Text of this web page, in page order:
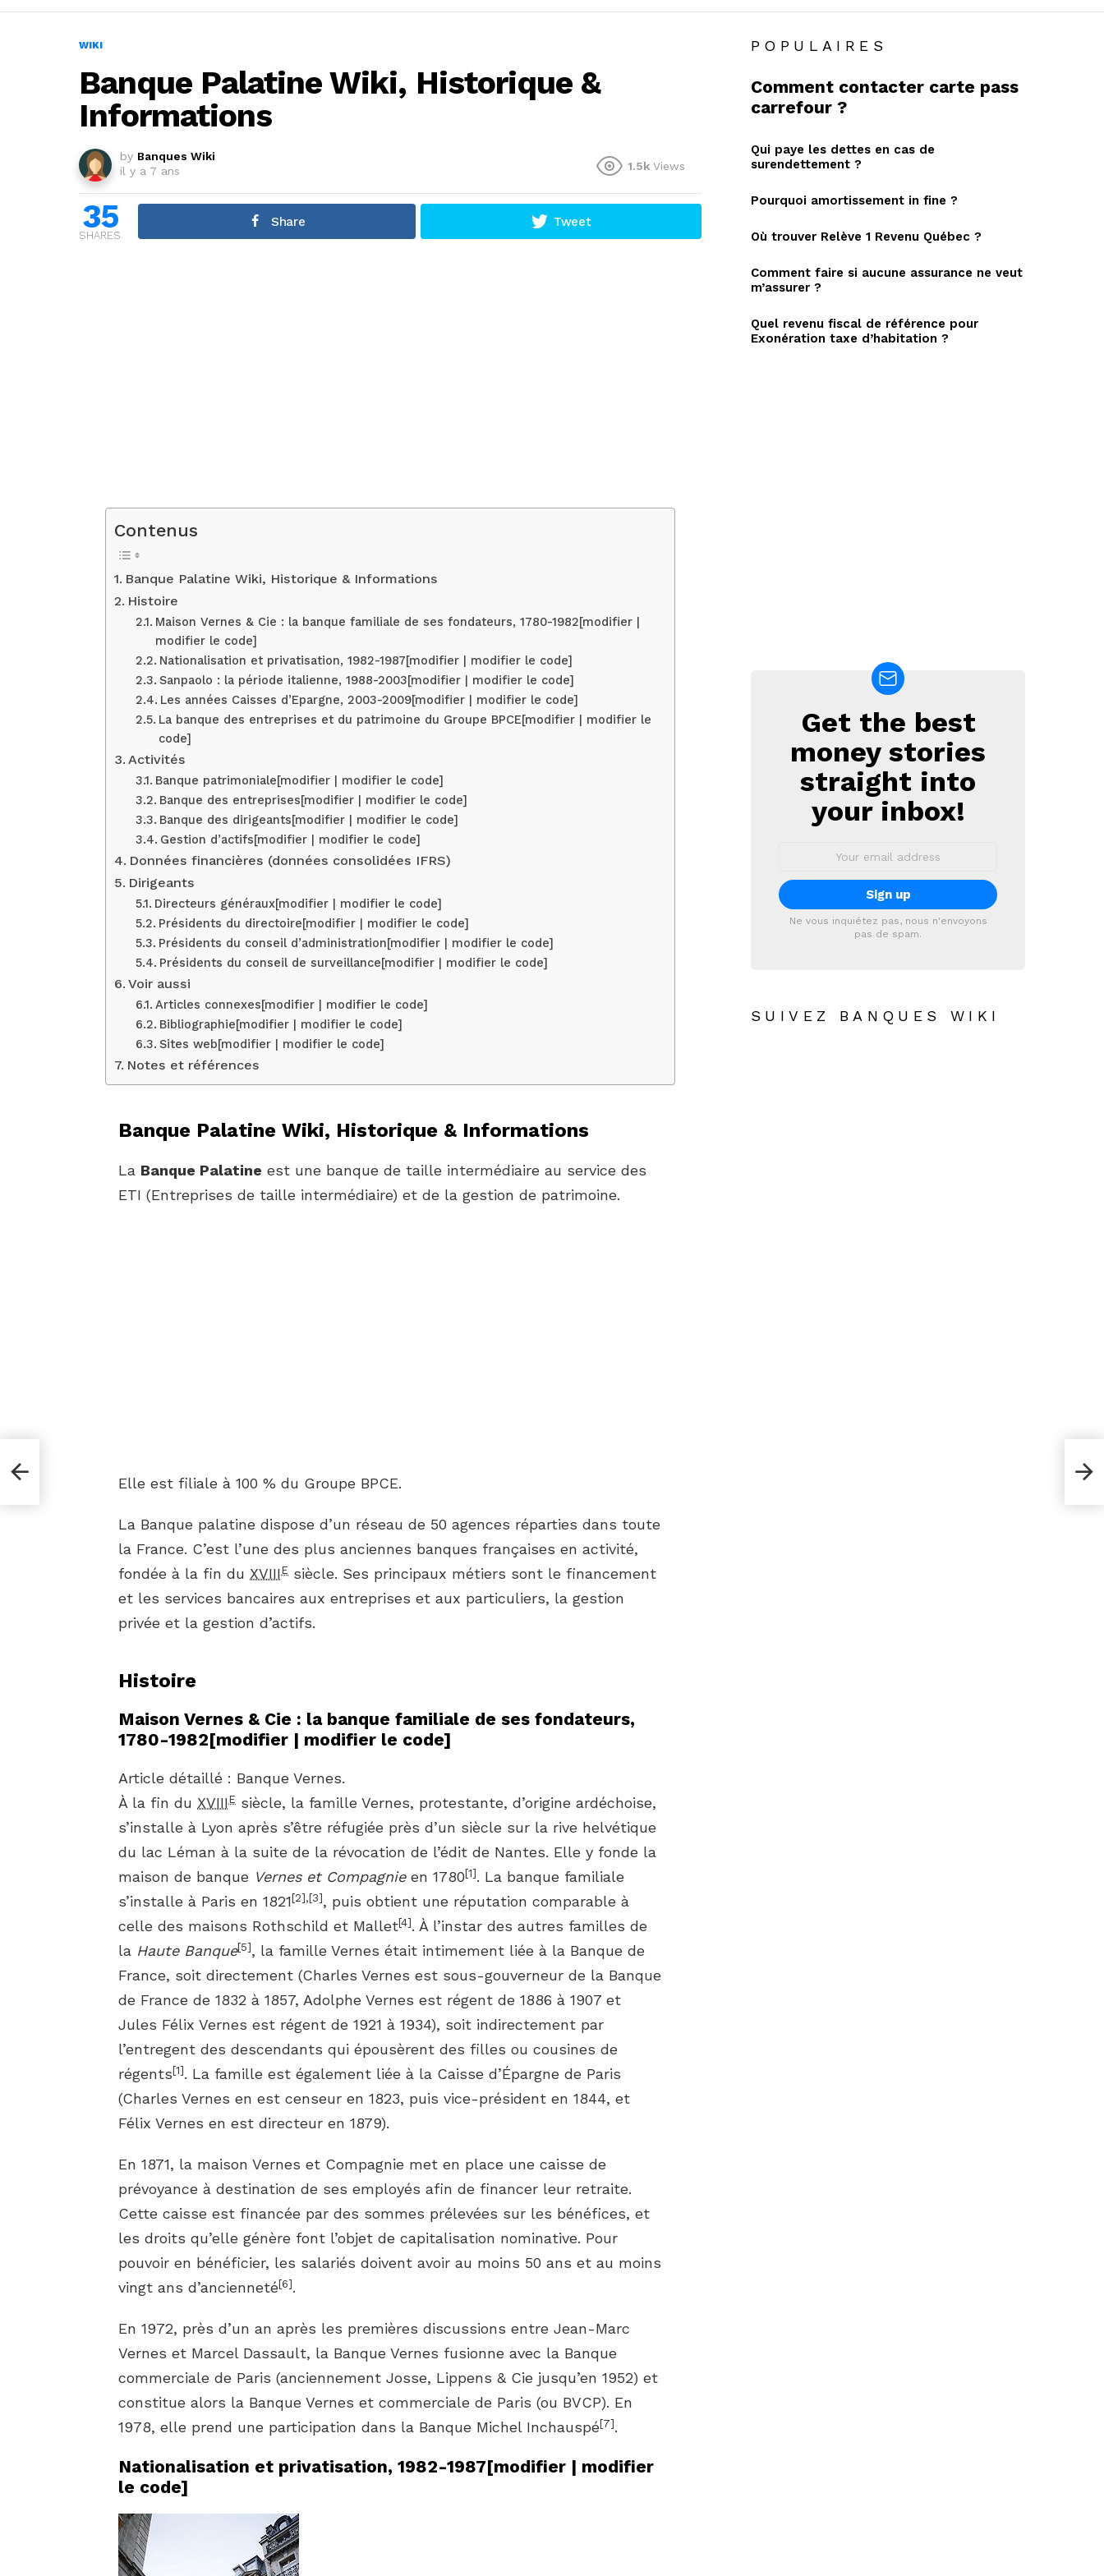
WIKI
Banque Palatine Wiki, Historique &
Informations
by Banques Wiki
il y a 7 ans
1.5k Views
35
SHARES
Share Tweet
Contenus
Banque Palatine Wiki, Historique & Informations
Histoire
Maison Vernes & Cie : la banque familiale de ses fondateurs, 1780-1982[modifier |
modifier le code]
Nationalisation et privatisation, 1982-1987[modifier | modifier le code]
Sanpaolo : la période italienne, 1988-2003[modifier | modifier le code]
Les années Caisses d’Epargne, 2003-2009[modifier | modifier le code]
La banque des entreprises et du patrimoine du Groupe BPCE[modifier | modifier le
code]
Activités
Banque patrimoniale[modifier | modifier le code]
Banque des entreprises[modifier | modifier le code]
Banque des dirigeants[modifier | modifier le code]
Gestion d’actifs[modifier | modifier le code]
Données financières (données consolidées IFRS)
Dirigeants
Directeurs généraux[modifier | modifier le code]
Présidents du directoire[modifier | modifier le code]
Présidents du conseil d’administration[modifier | modifier le code]
Présidents du conseil de surveillance[modifier | modifier le code]
Voir aussi
Articles connexes[modifier | modifier le code]
Bibliographie[modifier | modifier le code]
Sites web[modifier | modifier le code]
Notes et références
Banque Palatine Wiki, Historique & Informations
La Banque Palatine est une banque de taille intermédiaire au service des
ETI (Entreprises de taille intermédiaire) et de la gestion de patrimoine.
Elle est filiale à 100 % du Groupe BPCE.
La Banque palatine dispose d’un réseau de 50 agences réparties dans toute
la France. C’est l’une des plus anciennes banques françaises en activité,
fondée à la fin du XVIII E siècle. Ses principaux métiers sont le financement
et les services bancaires aux entreprises et aux particuliers, la gestion
privée et la gestion d’actifs.
Histoire
Maison Vernes & Cie : la banque familiale de ses fondateurs,
1780-1982[modifier | modifier le code]
Article détaillé : Banque Vernes.
À la fin du XVIII E siècle, la famille Vernes, protestante, d’origine ardéchoise,
s’installe à Lyon après s’être réfugiée près d’un siècle sur la rive helvétique
du lac Léman à la suite de la révocation de l’édit de Nantes. Elle y fonde la
maison de banque Vernes et Compagnieen 1780[1]. La banque familiale
s’installe à Paris en 1821[2],[3], puis obtient une réputation comparable à
celle des maisons Rothschild et Mallet[4]. À l’instar des autres familles de
la Haute Banque[5], la famille Vernes était intimement liée à la Banque de
France, soit directement (Charles Vernes est sous-gouverneur de la Banque
de France de 1832 à 1857, Adolphe Vernes est régent de 1886 à 1907 et
Jules Félix Vernes est régent de 1921 à 1934), soit indirectement par
l’entregent des descendants qui épousèrent des filles ou cousines de
régents[1]. La famille est également liée à la Caisse d’Épargne de Paris
(Charles Vernes en est censeur en 1823, puis vice-président en 1844, et
Félix Vernes en est directeur en 1879).
En 1871, la maison Vernes et Compagnie met en place une caisse de
prévoyance à destination de ses employés afin de financer leur retraite.
Cette caisse est financée par des sommes prélevées sur les bénéfices, et
les droits qu’elle génère font l’objet de capitalisation nominative. Pour
pouvoir en bénéficier, les salariés doivent avoir au moins 50 ans et au moins
vingt ans d’ancienneté[6].
En 1972, près d’un an après les premières discussions entre Jean-Marc
Vernes et Marcel Dassault, la Banque Vernes fusionne avec la Banque
commerciale de Paris (anciennement Josse, Lippens & Cie jusqu’en 1952) et
constitue alors la Banque Vernes et commerciale de Paris (ou BVCP). En
1978, elle prend une participation dans la Banque Michel Inchauspé[7].
Nationalisation et privatisation, 1982-1987[modifier | modifier
le code]
POPULAIRES
Comment contacter carte pass
carrefour ?
Qui paye les dettes en cas de
surendettement ?
Pourquoi amortissement in fine ?
Où trouver Relève 1 Revenu Québec ?
Comment faire si aucune assurance ne veut
m’assurer ?
Quel revenu fiscal de référence pour
Exonération taxe d’habitation ?
NEWSLETTER
Get the best
money stories
straight into
your inbox!
Ne vous inquiétez pas, nous n'envoyons
pas de spam.
SUIVEZ BANQUES WIKI